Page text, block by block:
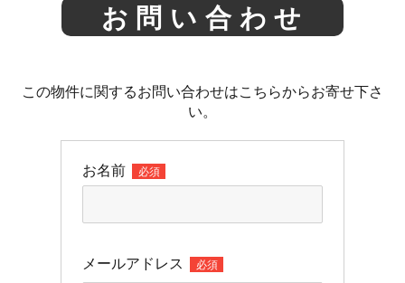
お問い合わせ
この物件に関するお問い合わせはこちらからお寄せ下さ
い。
お名前 必須
メールアドレス 必須